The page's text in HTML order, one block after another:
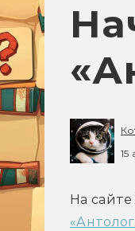
15
На